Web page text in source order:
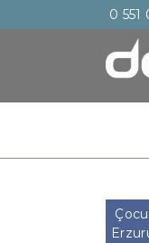
0 551